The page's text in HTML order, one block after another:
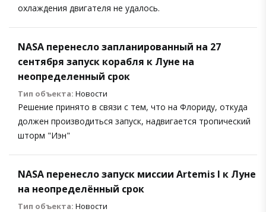
охлаждения двигателя не удалось.
NASA перенесло запланированный на 27
сентября запуск корабля к Луне на
неопределенный срок
Тип объекта: Новости
Решение принято в связи с тем, что на Флориду, откуда
должен производиться запуск, надвигается тропический
шторм "Иэн"
NASA перенесло запуск миссии Artemis I к Луне
на неопределённый срок
Тип объекта: Новости